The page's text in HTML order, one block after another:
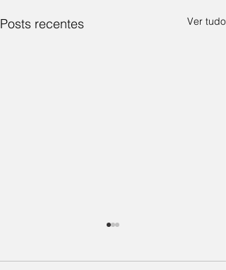
Posts recentes Ver tudo